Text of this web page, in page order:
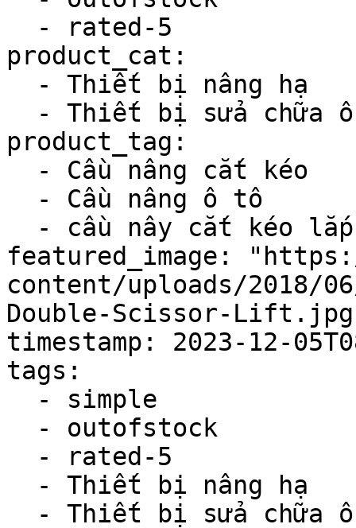
product_cat:
product_tag:
featured_image:
content/uploads/2018/
Double-Scissor-
timestamp: 2023-12-
tags: